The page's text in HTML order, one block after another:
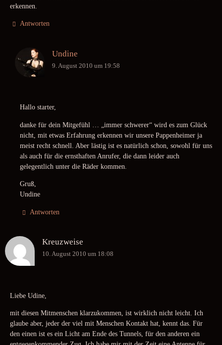
erkennen.
Antworten
Undine
9. August 2010 um 19:58
Hallo starter,
danke für dein Mitgefühl … „immer schwerer“ wird es zum Glück
nicht, mit etwas Erfahrung erkennen wir unsere Pappenheimer ja
meist recht schnell. Aber lästig ist es natürlich schon, sowohl für uns
als auch für die ernsthaften Anrufer, die dann leider auch
gelegentlich unter die Räder kommen.
Gruß,
Undine
Antworten
Kreuzweise
10. August 2010 um 18:08
Liebe Udine,
mit diesen Mitmenschen klarzukommen, ist wirklich nicht leicht. Ich
glaube aber, jeder der viel mit Menschen Kontakt hat, kennt das. Für
den einen ist es ein Licht am Ende des Tunnels, für den anderen ein